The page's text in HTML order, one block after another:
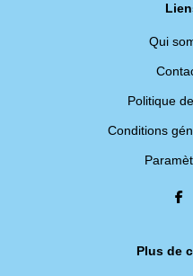
Qui
Politique
Conditions
Plus de